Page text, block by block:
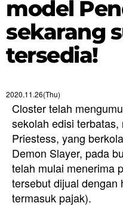
model
sekarang
tersedia!
2020.11.26(Thu)
Closter telah
sekolah edisi
Priestess, yang
Demon Slayer, pada
telah mulai menerima
tersebut dijual dengan
termasuk pajak).